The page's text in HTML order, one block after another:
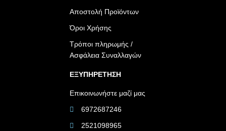
Αποστολή Προϊόντων
Όροι Χρήσης
Τρόποι πληρωμής /
Ασφάλεια Συναλλαγών
ΕΞΥΠΗΡΕΤΗΣΗ
Επικοινωνήστε μαζί μας
6972687246
2521098965